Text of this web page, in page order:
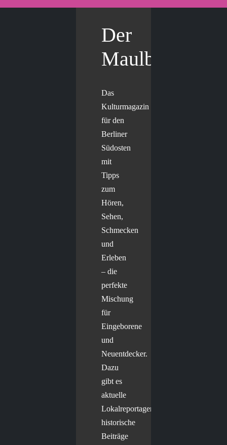
Der
Maulbär
Das
Kulturmagazin
für den
Berliner
Südosten
mit
Tipps
zum
Hören,
Sehen,
Schmecken
und
Erleben
– die
perfekte
Mischung
für
Eingeborene
und
Neuentdecker.
Dazu
gibt es
aktuelle
Lokalreportagen,
historische
Beiträge